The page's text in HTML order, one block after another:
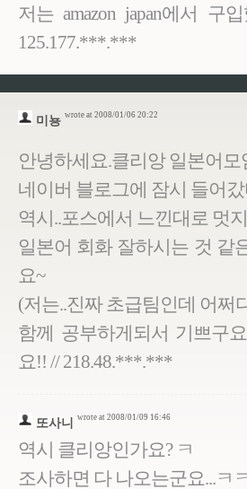
저는 amazon japan에서 구
125.177.***.***
미뇽 wrote at 2008/01/06 20:22
안녕하세요.클리앙 일본어
네이버 블로그에 잠시 들어
역시..포스에서 느낀대로 멋
일본어 회화 잘하시는 것 같
요~
(저는..진짜 초급팀인데 어쩌
함께 공부하게되서 기쁘구
요!! // 218.48.***.***
또사니 wrote at 2008/01/09 16:46
역시 클리앙인가요? ㅋ
조사하면 다 나오는군요...ㅋ